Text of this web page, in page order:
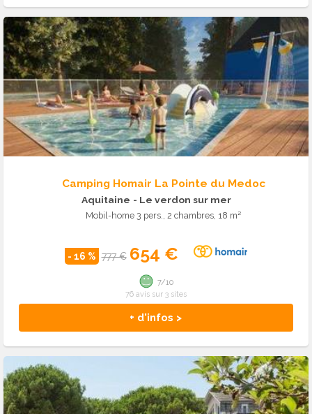
Camping Homair La Pointe du Medoc
Aquitaine - Le verdon sur mer
Mobil-home 3 pers., 2 chambres, 18 m²
- 16 % 777 € 654 €
+ d'infos >
7/10
76 avis sur 3 sites